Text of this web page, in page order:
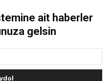
ait haberler
gelsin